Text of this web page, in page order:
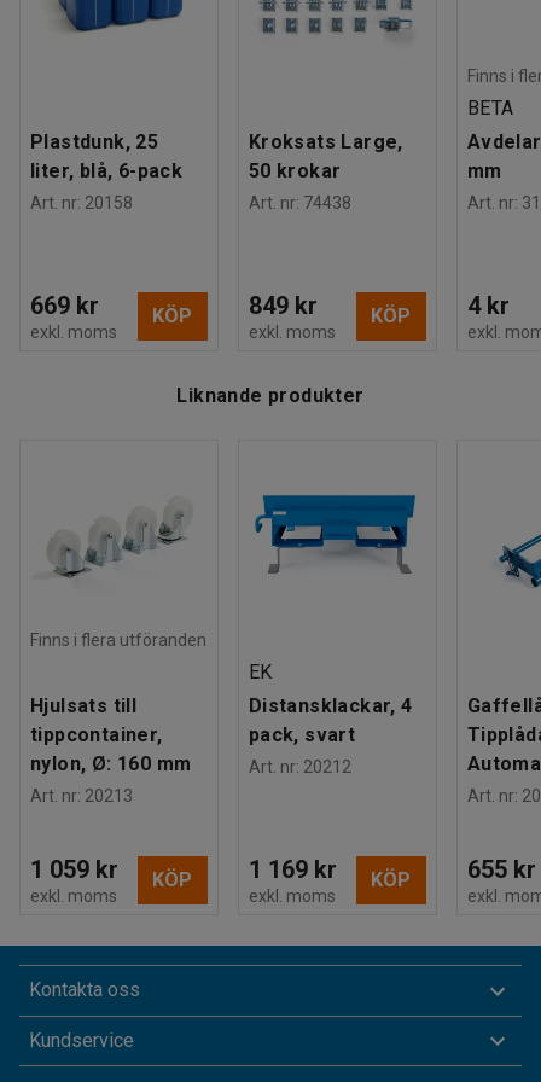
Plastdunk, 25
liter, blå, 6-pack
Art. nr: 20158
669 kr
exkl. moms
KÖP
Kroksats Large,
50 krokar
Art. nr: 74438
849 kr
exkl. moms
KÖP
Finns i
BETA
mm
Art. nr:
4 kr
exkl.
Liknande produkter
Finns i flera utföranden
Hjulsats till
tippcontainer,
nylon, Ø: 160 mm
Art. nr: 20213
1 059 kr
exkl. moms
KÖP
EK
Distansklackar, 4
pack, svart
Art. nr: 20212
1 169 kr
exkl. moms
KÖP
Art. nr:
655 kr
exkl.
Kontakta oss
Kundservice